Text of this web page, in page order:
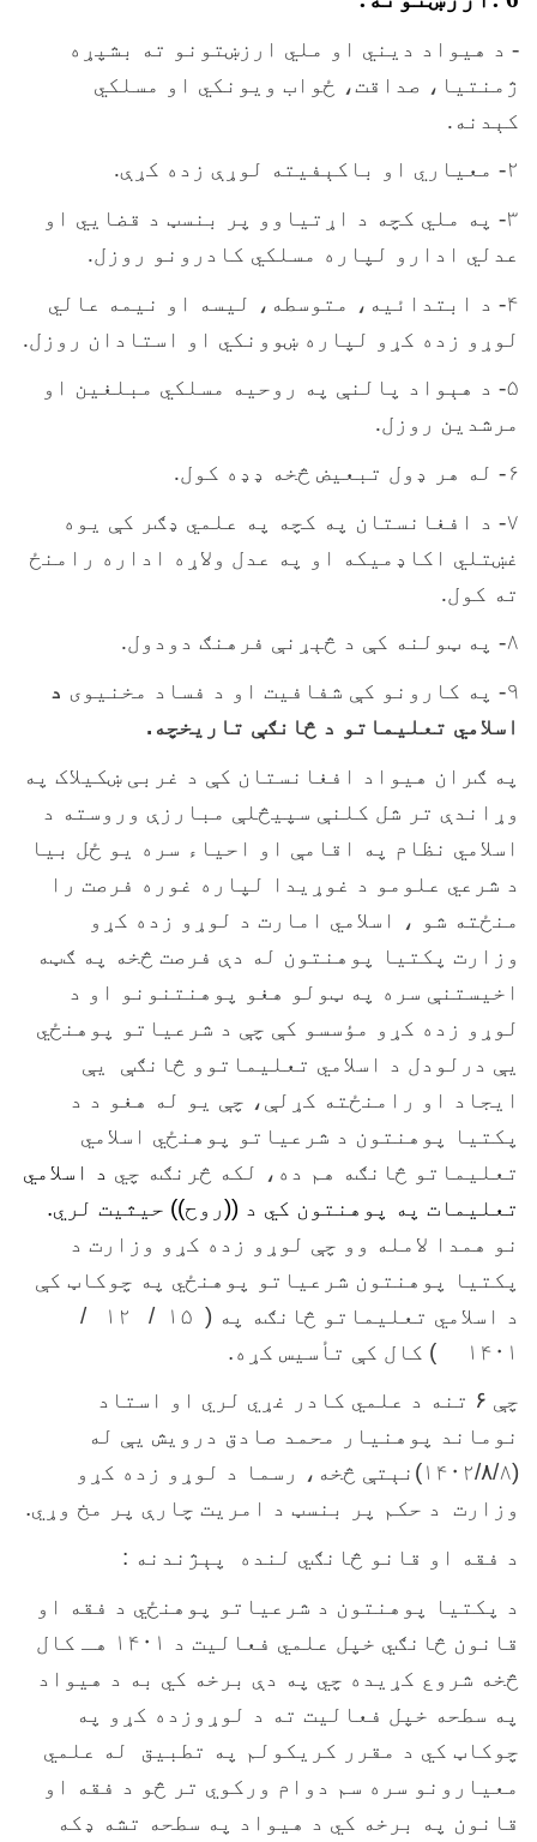
- د هيواد ديني او ملي ارزښتونو ته بشپړه
ژمنتيا، صداقت، ځواب ويونکي او مسلکي
کېدنه.
۲- معياري او باکېفيته لوړې زده کړې.
۳- په ملي کچه د اړتياوو پر بنسټ د قضايي او
عدلي ادارو لپاره مسلکي کادرونو روزل.
۴- د ابتدائيه، متوسطه، ليسه او نيمه عالي
لوړو زده کړو لپاره ښوونکي او استادان روزل.
۵- د هېواد پالنې په روحيه مسلکي مبلغين او
مرشدين روزل.
۶- له هر ډول تبعيض څخه ډډه کول.
۷- د افغانستان په کچه په علمي ډګر کې يوه
غښتلي اکاډميکه او په عدل ولاړه اداره رامنځ
ته کول.
۸- په ټولنه کې د څېړنې فرهنګ دودول.
۹- په کارونو کې شفافيت او د فساد مخنيوی
د
اسلامي تعلیماتو د څانګې تاریخچه.
په ګران هیواد افغانستان کې د غربی ښکیلاک په
وړاندې تر شل کلنې سپیڅلې مبارزې وروسته د
اسلامي نظام په اقامې او احیاء سره یو ځل بیا
د شرعي علومو د غوړیدا لپاره غوره فرصت را
منځته شو ، اسلامي امارت د لوړو زده کړو
وزارت پکتیا پوهنتون له دې فرصت څخه په ګټه
اخیستنې سره په ټولو هغو پوهنتنونو او د
لوړو زده کړو مؤسسو کې چې د شرعیاتو پوهنځي
يې درلودل د اسلامي تعلیماتوو څانګې يې
ایجاد او رامنځته کړلې، چې یو له هغو د د
پکتیا پوهنتون د شرعیاتو پوهنځي اسلامي
تعلیماتو څانګه هم ده، لکه څرنګه چي د اسلامي
تعلیمات په پوهنتون کي د ((روح)) حيثيت لري.
نو همدا لامله وو چې لوړو زده کړو وزارت د
پکتیا پوهنتون شرعیاتو پوهنځي په چوکاټ کې
د اسلامي تعلیماتو څانګه په ( ۱۵ / ۱۲ /
۱۴۰۱ ) کال کې تأسیس کړه.
چې ۶ تنه د علمي کادر غړي لري او استاد
نوماند پوهنیار محمد صادق درویش یې له
(۸ /۸/ ۱۴۰۲) نېتې څخه، رسما د لوړو زده کړو
وزارت د حکم پر بنسټ د امريت چارې پر مخ وړي.
د فقه او قانو څانګي لنده پېژندنه :
د پکتیا پوهنتون د شرعیاتو پوهنځي د فقه او
قانون څانګي خپل علمي فعالیت د ۱۴۰۱ هـ کال
څخه شروع کړیده چي په دې برخه کي به د هیواد
په سطحه خپل فعالیت ته د لوړوزده کړو په
چوکاټ کي د مقرر کریکولم په تطبیق له علمي
معیارونو سره سم دوام ورکوي تر څو د فقه او
قانون په برخه کي د هیواد په سطحه تشه ډکه